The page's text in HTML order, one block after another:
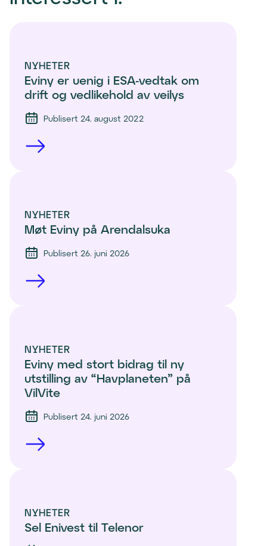
NYHETER
Eviny er uenig i ESA-vedtak om
drift og vedlikehold av veilys
Publisert 24. august 2022
NYHETER
Møt Eviny på Arendalsuka
Publisert 26. juni 2026
NYHETER
Eviny med stort bidrag til ny
utstilling av “Havplaneten” på
VilVite
Publisert 24. juni 2026
NYHETER
Sel Enivest til Telenor